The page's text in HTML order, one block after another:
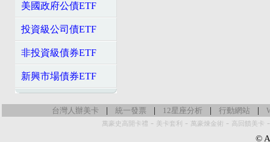
美國政府公債ETF
投資級公司債ETF
非投資級債券ETF
新興市場債券ETF
台灣人辦美卡 | 統一發票 | 12星座分析 | 行動網站 |
萬豪史高開卡禮 - 美卡套利 - 萬豪煉金術 - 高回饋美卡
©